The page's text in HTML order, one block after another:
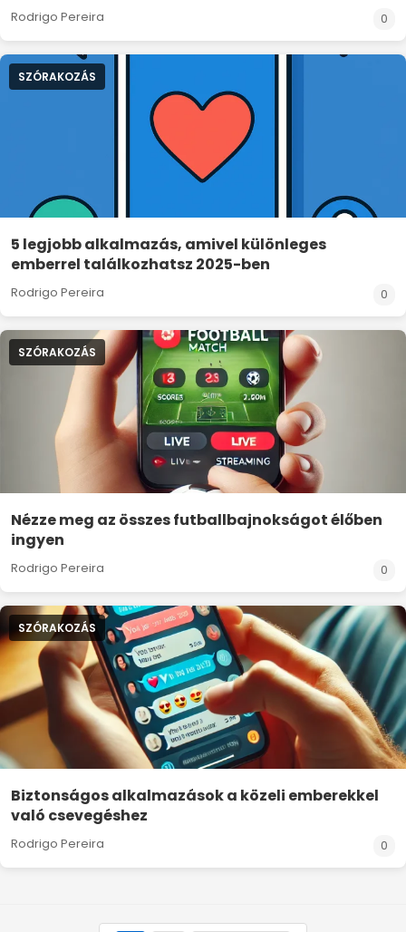
Rodrigo Pereira 0
SZÓRAKOZÁS
5 legjobb alkalmazás, amivel különleges
emberrel találkozhatsz 2025-ben
Rodrigo Pereira 0
SZÓRAKOZÁS
Nézze meg az összes futballbajnokságot élőben
ingyen
Rodrigo Pereira 0
SZÓRAKOZÁS
Biztonságos alkalmazások a közeli emberekkel
való csevegéshez
Rodrigo Pereira 0